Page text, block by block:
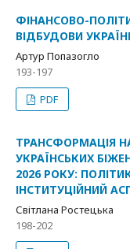
ФІНАНСОВО-
ВІДБУДОВИ
Артур Попазогло
193-197
PDF
ТРАНСФОРМАЦІЯ
УКРАЇНСЬКИХ
2026 РОКУ:
ІНСТИТУЦІЙНИЙ
Світлана Ростецька
198-202